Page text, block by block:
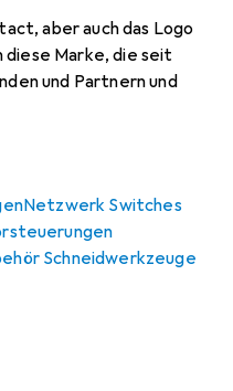
aber auch das Logo
Marke, die seit
und Partnern und
Netzwerk Switches
Schneidwerkzeuge